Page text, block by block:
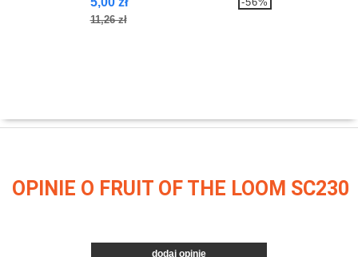
11,26 zł
OPINIE O FRUIT OF THE LOOM SC230
dodaj opinię